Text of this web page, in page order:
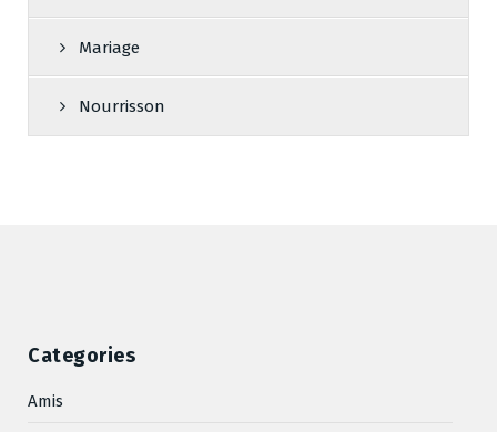
Mariage
Nourrisson
Categories
Amis